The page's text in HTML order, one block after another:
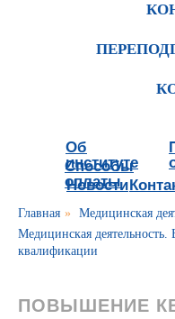
Об
институте
Способы
оплаты
Новости
Главная » Медицинская
Медицинская
квалификации
ПОВЫШЕНИЕ